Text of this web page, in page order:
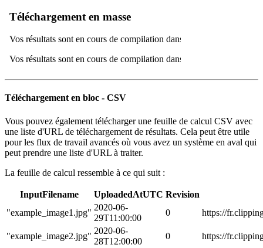
Téléchargement en bloc - CSV
Vous pouvez également télécharger une feuille de calcul CSV avec
une liste d'URL de téléchargement de résultats. Cela peut être utile
pour les flux de travail avancés où vous avez un système en aval qui
peut prendre une liste d'URL à traiter.
La feuille de calcul ressemble à ce qui suit :
InputFilename UploadedAtUTC Revision
"example_image1.jpg"
2020-06-
29T11:00:00
0 https://
"example_image2.jpg"
2020-06-
28T12:00:00
0 https://